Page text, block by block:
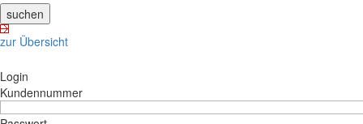
zur Übersicht
Login
Kundennummer